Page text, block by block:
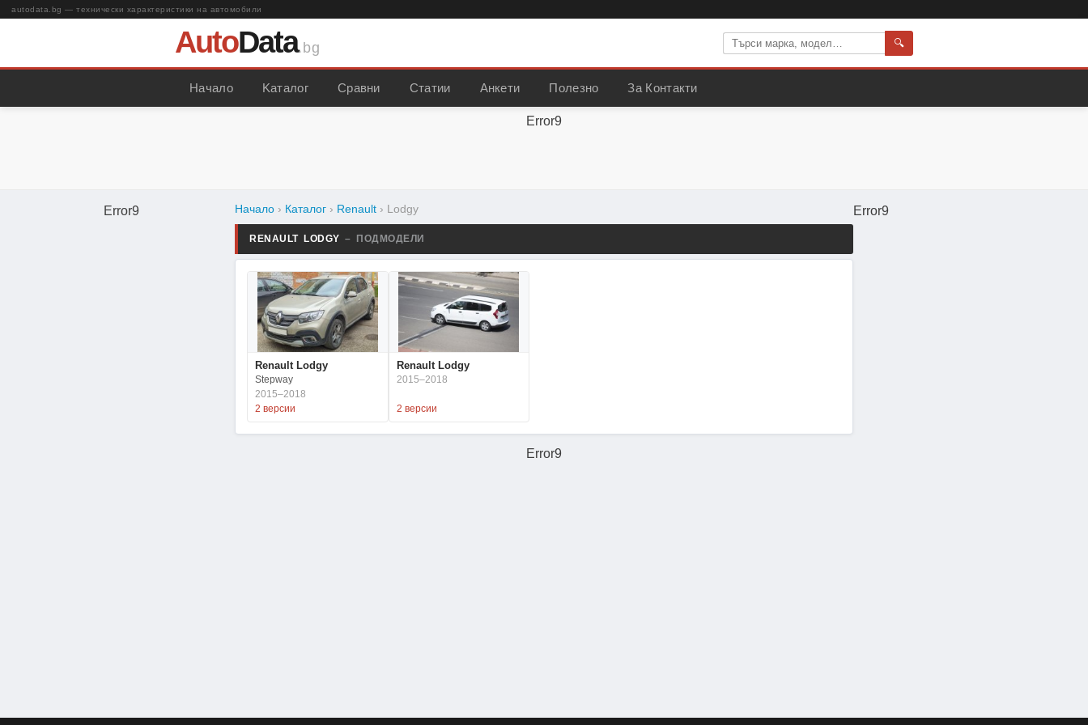
autodata.bg — технически характеристики на автомобили
AutoData.bg 🔍
Начало Kаталог Сравни Статии Анкети Полезно За Контакти
Error9
Error9 Начало › Каталог › Renault › Lodgy
RENAULT LODGY – ПОДМОДЕЛИ
Renault Lodgy
Stepway
2015–2018
2 версии
Renault Lodgy
2015–2018
2 версии
Error9
Error9